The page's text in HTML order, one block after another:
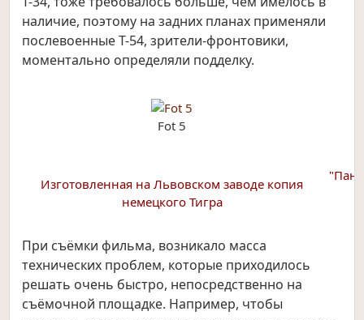
наличие, поэтому на задних планах применяли
послевоенные Т-54, зрители-фронтовики,
моментально определяли подделку.
Fot 5
Изготовленная на Львовском заводе копия
немецкого Тигра
При съёмки фильма, возникало масса
технических проблем, которые приходилось
решать очень быстро, непосредственно на
съёмочной площадке. Например, чтобы